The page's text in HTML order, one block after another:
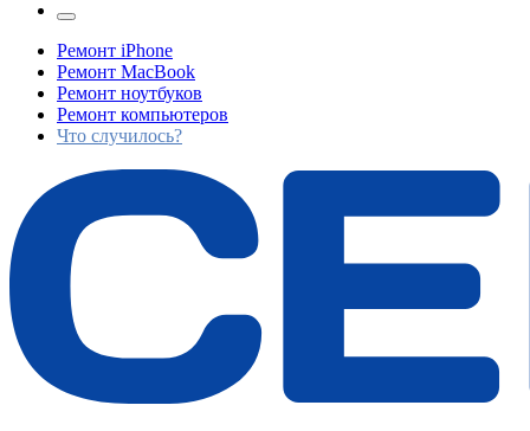
Ремонт iPhone
Ремонт MacBook
Ремонт ноутбуков
Ремонт компьютеров
Что случилось?